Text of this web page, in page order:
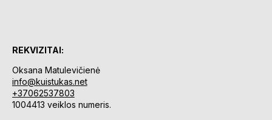
REKVIZITAI:
Oksana Matulevičienė
info@kuistukas.net
+37062537803
1004413 veiklos numeris.